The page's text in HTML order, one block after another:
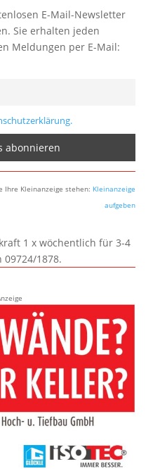
E-Mail-Newsletter
Sie erhalten jeden
Meldungen per E-Mail:
Ihre Kleinanzeige stehen: Kleinanzeige
aufgeben
1 x wöchentlich für 3-4
1878.